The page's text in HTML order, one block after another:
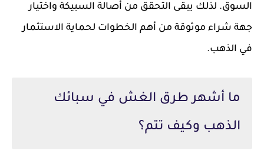
السوق. لذلك يبقى التحقق من أصالة السبيكة واختيار
جهة شراء موثوقة من أهم الخطوات لحماية الاستثمار
في الذهب.
ما أشهر طرق الغش في سبائك
الذهب وكيف تتم؟